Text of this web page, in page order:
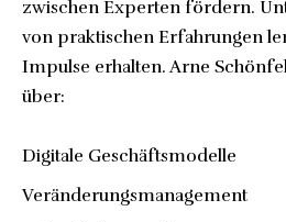
zwischen Experten fördern.
von praktischen Erfahrungen
Impulse erhalten. Arne
über:
Digitale Geschäftsmodelle
Veränderungsmanagement